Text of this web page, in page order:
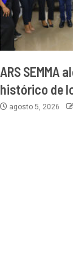
ARS SEMMA
histórico de
agosto 5, 2026